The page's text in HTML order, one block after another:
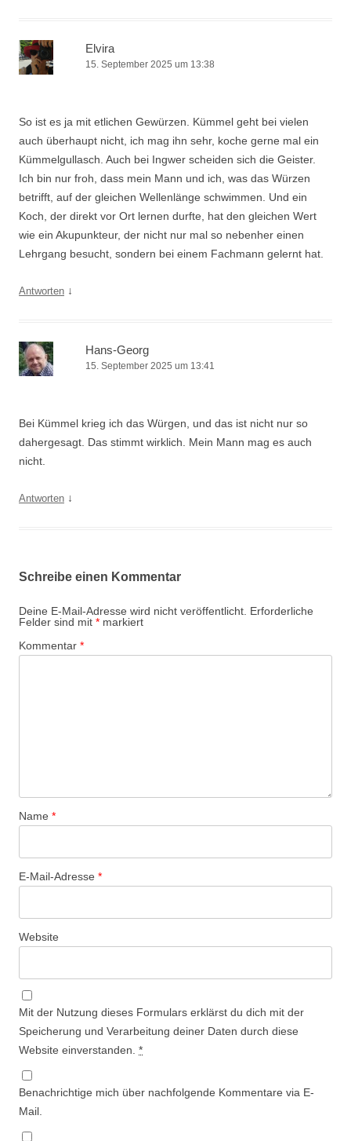
Elvira
15. September 2025 um 13:38
So ist es ja mit etlichen Gewürzen. Kümmel geht bei vielen
auch überhaupt nicht, ich mag ihn sehr, koche gerne mal ein
Kümmelgullasch. Auch bei Ingwer scheiden sich die Geister.
Ich bin nur froh, dass mein Mann und ich, was das Würzen
betrifft, auf der gleichen Wellenlänge schwimmen. Und ein
Koch, der direkt vor Ort lernen durfte, hat den gleichen Wert
wie ein Akupunkteur, der nicht nur mal so nebenher einen
Lehrgang besucht, sondern bei einem Fachmann gelernt hat.
Antworten ↓
Hans-Georg
15. September 2025 um 13:41
Bei Kümmel krieg ich das Würgen, und das ist nicht nur so
dahergesagt. Das stimmt wirklich. Mein Mann mag es auch
nicht.
Antworten ↓
Schreibe einen Kommentar
Deine E-Mail-Adresse wird nicht veröffentlicht. Erforderliche
Felder sind mit * markiert
Kommentar *
Name *
E-Mail-Adresse *
Website
Mit der Nutzung dieses Formulars erklärst du dich mit der
Speicherung und Verarbeitung deiner Daten durch diese
Website einverstanden. *
Benachrichtige mich über nachfolgende Kommentare via E-
Mail.